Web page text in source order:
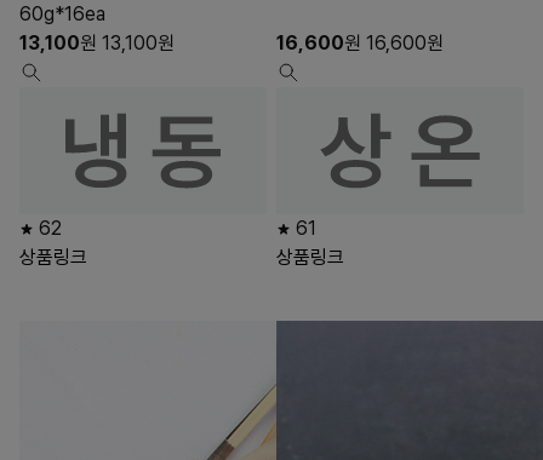
60g*16ea
13,100원 13,100원
62
상품링크
16,600원 16,600원
61
상품링크